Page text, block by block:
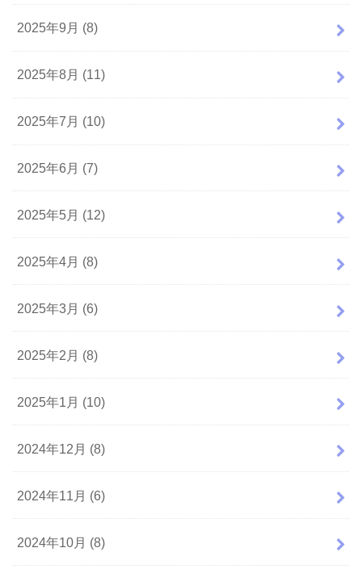
2025年9月 (8)
2025年8月 (11)
2025年7月 (10)
2025年6月 (7)
2025年5月 (12)
2025年4月 (8)
2025年3月 (6)
2025年2月 (8)
2025年1月 (10)
2024年12月 (8)
2024年11月 (6)
2024年10月 (8)